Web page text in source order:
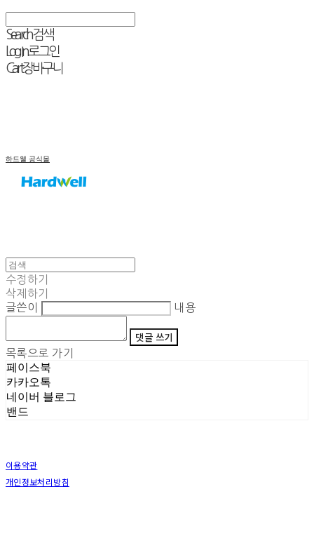
Search검색
Log In로그인
Cart장바구니
하드웰 공식몰
수정하기
삭제하기
글쓴이
내용
댓글 쓰기
목록으로 가기
페이스북
카카오톡
네이버 블로그
밴드
이용약관
개인정보처리방침